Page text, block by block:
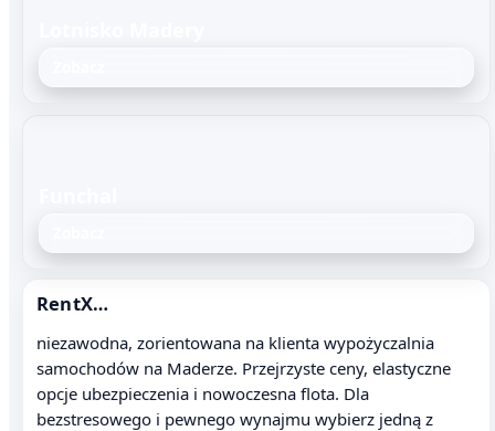
RentX…
niezawodna, zorientowana na klienta wypożyczalnia
samochodów na Maderze. Przejrzyste ceny, elastyczne
opcje ubezpieczenia i nowoczesna flota. Dla
bezstresowego i pewnego wynajmu wybierz jedną z